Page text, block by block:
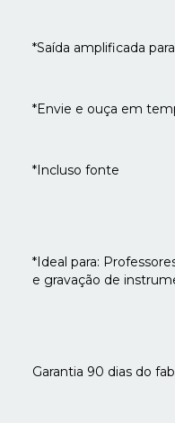
*Saída amplificada
*Envie e ouça em
*Incluso fonte
*Ideal para:
e gravação de
Garantia 90 dias do